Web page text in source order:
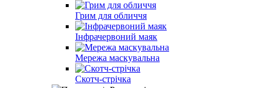
Грим для обличчя
Інфрачервоний маяк
Мережа маскувальна
Скотч-стрічка